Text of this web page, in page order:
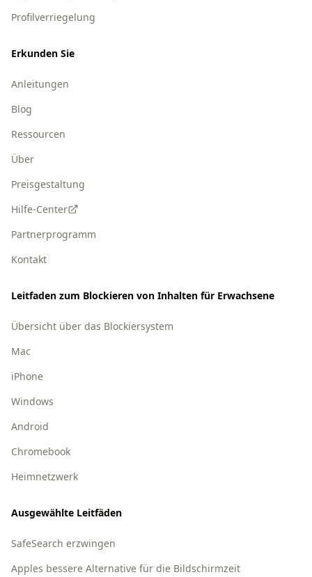
Profilverriegelung
Erkunden Sie
Anleitungen
Blog
Ressourcen
Über
Preisgestaltung
Hilfe-Center
Partnerprogramm
Kontakt
Leitfaden zum Blockieren von Inhalten für Erwachsene
Übersicht über das Blockiersystem
Mac
iPhone
Windows
Android
Chromebook
Heimnetzwerk
Ausgewählte Leitfäden
SafeSearch erzwingen
Apples bessere Alternative für die Bildschirmzeit